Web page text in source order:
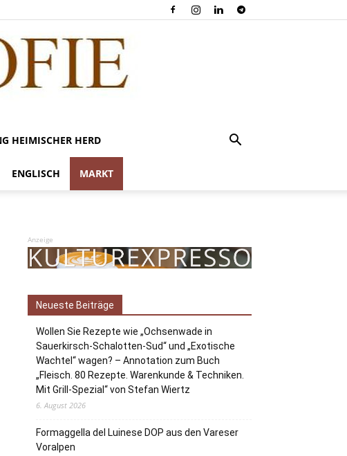
HEIMISCHER HERD
ENGLISCH MARKT
Anzeige
Neueste Beiträge
Wollen Sie Rezepte wie „Ochsenwade in
Sauerkirsch-Schalotten-Sud“ und „Exotische
Wachtel“ wagen? – Annotation zum Buch
„Fleisch. 80 Rezepte. Warenkunde & Techniken.
Mit Grill-Spezial“ von Stefan Wiertz
6. August 2026
Formaggella del Luinese DOP aus den Vareser
Voralpen